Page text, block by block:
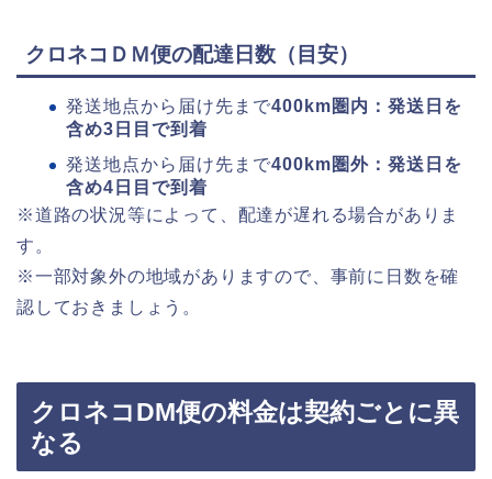
クロネコＤＭ便の配達日数（目安）
発送地点から届け先まで400km圏内：発送日を
含め3日目で到着
発送地点から届け先まで400km圏外：発送日を
含め4日目で到着
※道路の状況等によって、配達が遅れる場合がありま
す。
※一部対象外の地域がありますので、事前に日数を確
認しておきましょう。
クロネコDM便の料金は契約ごとに異
なる